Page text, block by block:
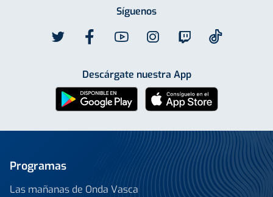
Síguenos
Descárgate nuestra App
Programas
Las mañanas de Onda Vasca